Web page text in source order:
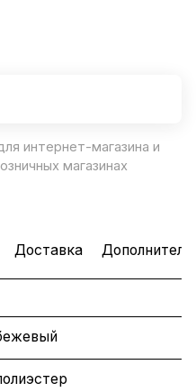
интернет-магазина и
магазинах
Доставка